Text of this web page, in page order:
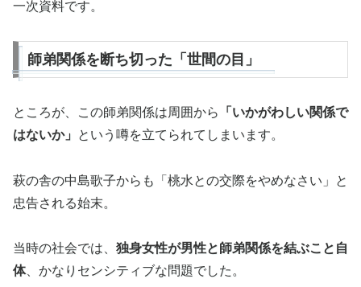
一次資料です。
師弟関係を断ち切った「世間の目」
ところが、この師弟関係は周囲から
「いかがわしい関係で
はないか」 という噂を立てられてしまいます。
萩の舎の中島歌子からも「桃水との交際をやめなさい」と
忠告される始末。
当時の社会では、 独身女性が男性と師弟関係を結ぶこと自
体、かなりセンシティブな問題でした。